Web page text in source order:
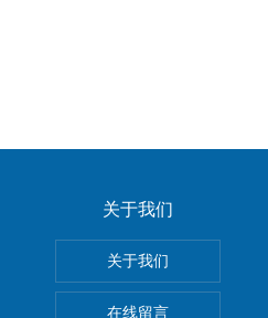
关于我们
关于我们
在线留言